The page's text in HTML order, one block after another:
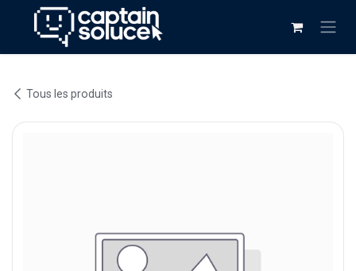
Se rendre au contenu
Tous les produits